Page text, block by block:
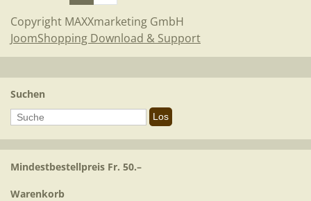
Copyright MAXXmarketing GmbH
JoomShopping Download & Support
Suchen
Mindestbestellpreis Fr. 50.–
Warenkorb